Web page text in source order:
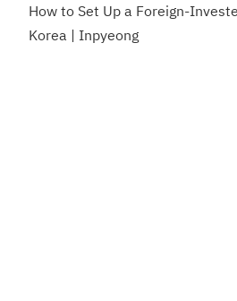
How to Set Up a Foreign-
Korea | Inpyeong